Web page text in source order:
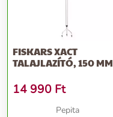
FISKARS XACT
TALAJLAZÍTÓ, 150 MM
14 990 Ft
Pepita